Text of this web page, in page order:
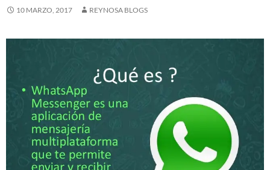
10 MARZO, 2017 REYNOSA BLOGS